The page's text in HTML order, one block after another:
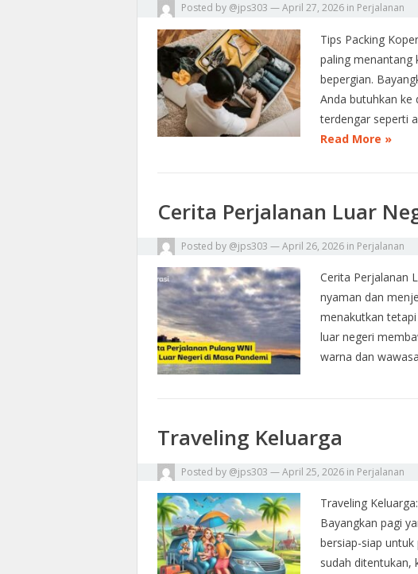
Posted by @jps303 —April 27, 2026 in Perjalanan
Tips Packing
paling menantang
bepergian.
Anda butuhkan ke
terdengar seperti
Read More »
Cerita Perjalanan Luar
Posted by @jps303 —April 26, 2026 in Perjalanan
Cerita Perjalanan
nyaman dan
menakutkan
luar negeri
warna dan
Traveling Keluarga
Posted by @jps303 —April 25, 2026 in Perjalanan
Traveling
Bayangkan pagi
bersiap-siap
sudah ditentukan,